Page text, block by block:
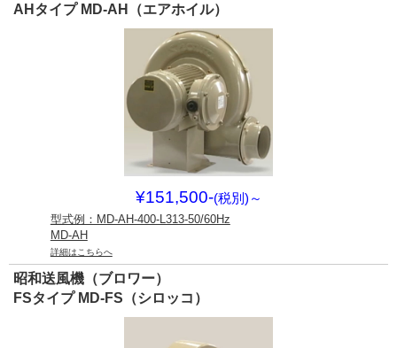
AHタイプ MD-AH（エアホイル）
¥151,500-(税別) ～
型式例：MD-AH-400-L313-50/60Hz
MD-AH
詳細はこちらへ
昭和送風機（ブロワー）
FSタイプ MD-FS（シロッコ）